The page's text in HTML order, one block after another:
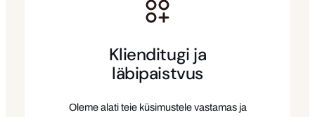
Klienditugi ja
läbipaistvus
Oleme alati teie küsimustele vastamas ja